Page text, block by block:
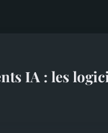
IA : les